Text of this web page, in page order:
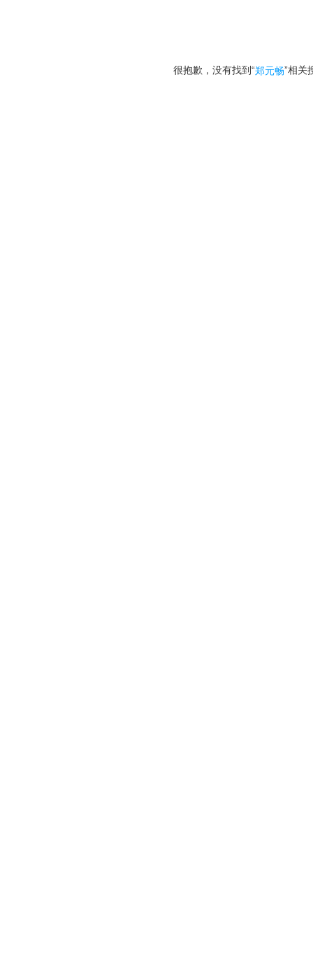
很抱歉，没有找到“郑元畅”相关